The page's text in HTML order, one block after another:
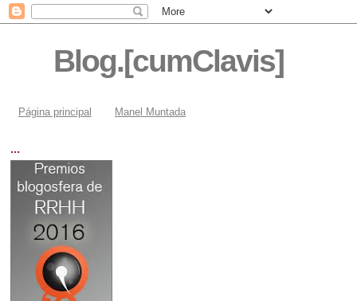
Blog.[cumClavis]
Página principal Manel Muntada
...